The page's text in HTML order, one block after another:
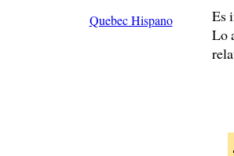
Quebec Hispano
Es
Lo